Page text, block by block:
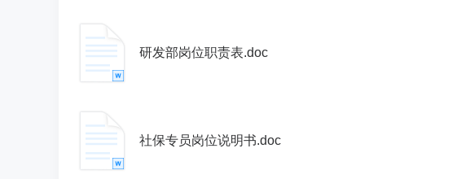
研发部岗位职责表.doc
社保专员岗位说明书.doc